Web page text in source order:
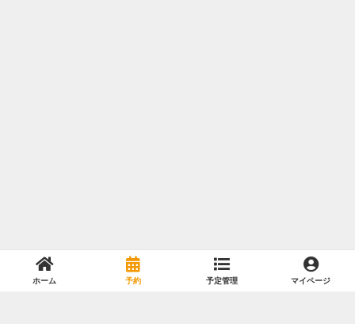
ホーム 予約 予定管理 マイページ